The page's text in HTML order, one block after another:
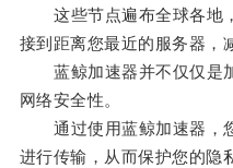
这些节点遍布全球各地
接到距离您最近的服务器，
蓝鲸加速器并不仅仅是
网络安全性。
通过使用蓝鲸加速器，
进行传输，从而保护您的隐